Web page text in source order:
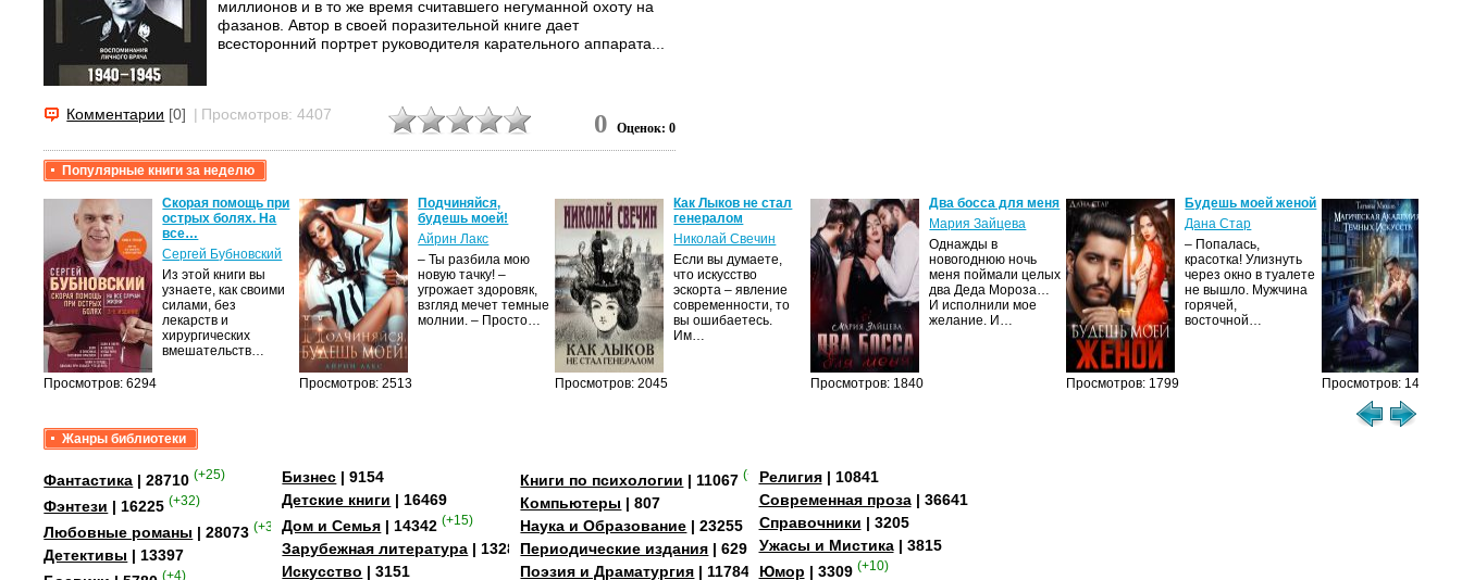
миллионов и в то же время считавшего негуманной охоту на
фазанов. Автор в своей поразительной книге дает
всесторонний портрет руководителя карательного аппарата...
Комментарии [0] | Просмотров: 4407 0 Оценок: 0
Популярные книги за неделю
Просмотров: 6294
Скорая помощь при
острых болях. На
все…
Сергей Бубновский
Из этой книги вы
узнаете, как своими
силами, без
лекарств и
хирургических
вмешательств…
Просмотров: 2513
Подчиняйся,
будешь моей!
Айрин Лакс
– Ты разбила мою
новую тачку! –
угрожает здоровяк,
взгляд мечет темные
молнии. – Просто…
Просмотров: 2045
Как Лыков не стал
генералом
Николай Свечин
Если вы думаете,
что искусство
эскорта – явление
современности, то
вы ошибаетесь.
Им…
Просмотров: 1840
Два босса для меня
Мария Зайцева
Однажды в
новогоднюю ночь
меня поймали целых
два Деда Мороза…
И исполнили мое
желание. И…
Просмотров: 1799
Будешь моей женой
Дана Стар
– Попалась,
красотка! Улизнуть
через окно в туалете
не вышло. Мужчина
горячей,
восточной…
Просмотров: 1458
Жанры библиотеки
Фантастика | 28710 (+25)
Фэнтези | 16225 (+32)
Любовные романы | 28073 (+349)
Детективы | 13397
(+4)
Бизнес | 9154
Детские книги | 16469
Дом и Семья | 14342 (+15)
Зарубежная литература | 13284
Искусство | 3151
Книги по психологии | 11067 (+4)
Компьютеры | 807
Наука и Образование | 23255
Периодические издания | 629
Поэзия и Драматургия | 11784
Религия| 10841
Современная проза| 36641
Справочники | 3205
Ужасы и Мистика| 3815
Юмор | 3309 (+10)